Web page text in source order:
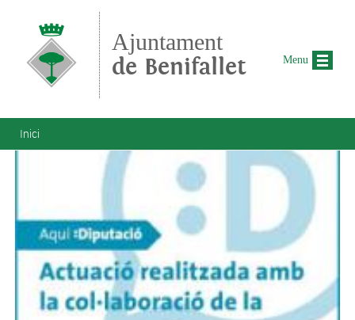
Ajuntament
de Benifallet
Esteu aquí
Inici
Menu